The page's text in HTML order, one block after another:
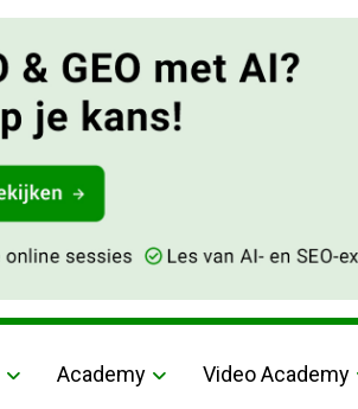
Academy Video Academy